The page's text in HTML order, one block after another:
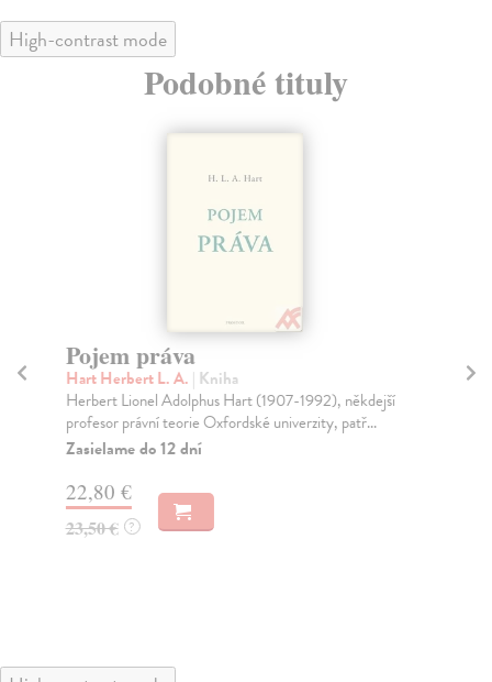
High-contrast mode
Podobné tituly
Pojem práva
Hart Herbert L. A. | Kniha
Herbert Lionel Adolphus Hart (1907-1992), někdejší
profesor právní teorie Oxfordské univerzity, patř...
Zasielame do 12 dní
22,80 €
23,50 € ?